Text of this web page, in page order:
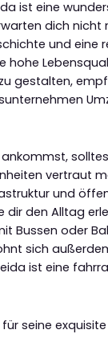
ist eine
dich nicht
und eine
hohe
gestalten,
ankommst,
vertraut
und
dir den Alltag
Bussen oder
sich
ist eine
seine exquisite